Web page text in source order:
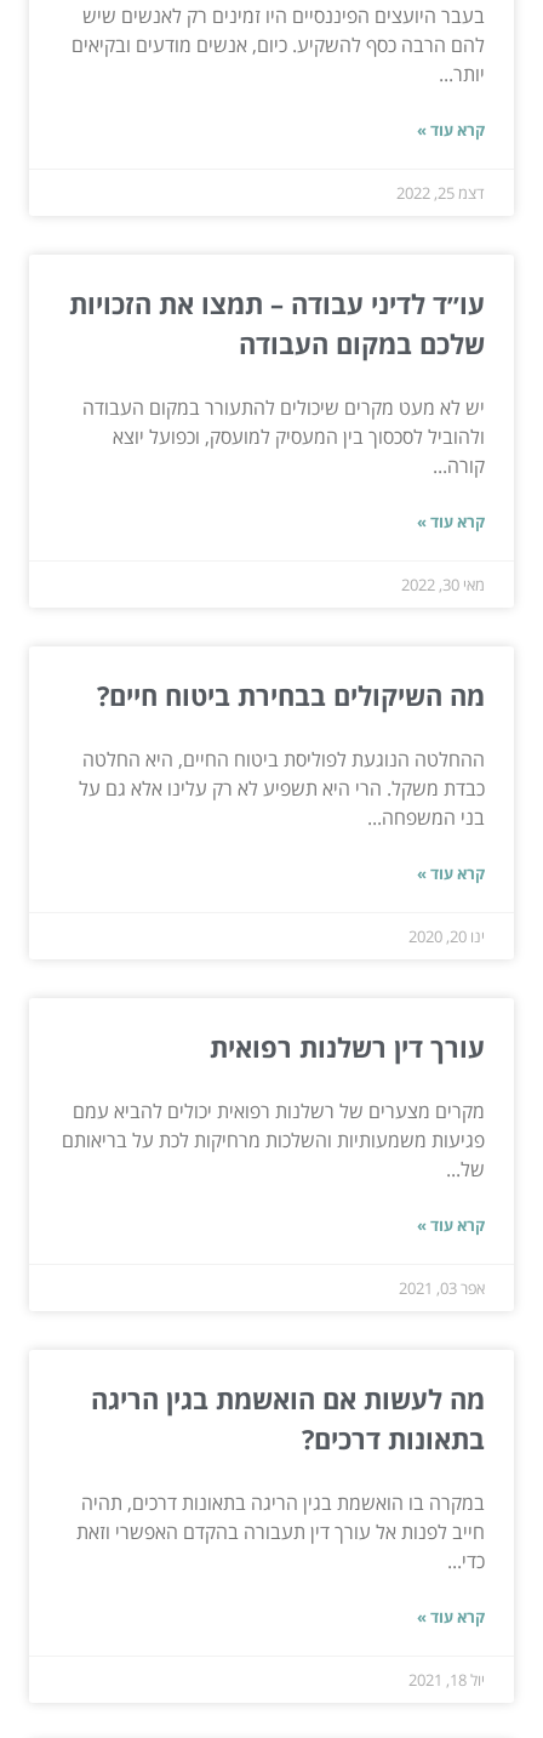
בעבר היועצים הפיננסיים היו זמינים רק לאנשים שיש
להם הרבה כסף להשקיע. כיום, אנשים מודעים ובקיאים
יותר...
קרא עוד »
דצמ 25, 2022
עו״ד לדיני עבודה – תמצו את הזכויות
שלכם במקום העבודה
יש לא מעט מקרים שיכולים להתעורר במקום העבודה
ולהוביל לסכסוך בין המעסיק למועסק, וכפועל יוצא
קורה...
קרא עוד »
מאי 30, 2022
מה השיקולים בבחירת ביטוח חיים?
ההחלטה הנוגעת לפוליסת ביטוח החיים, היא החלטה
כבדת משקל. הרי היא תשפיע לא רק עלינו אלא גם על
בני המשפחה...
קרא עוד »
ינו 20, 2020
עורך דין רשלנות רפואית
מקרים מצערים של רשלנות רפואית יכולים להביא עמם
פגיעות משמעותיות והשלכות מרחיקות לכת על בריאותם
של...
קרא עוד »
אפר 03, 2021
מה לעשות אם הואשמת בגין הריגה
בתאונות דרכים?
במקרה בו הואשמת בגין הריגה בתאונות דרכים, תהיה
חייב לפנות אל עורך דין תעבורה בהקדם האפשרי וזאת
כדי...
קרא עוד »
יול 18, 2021